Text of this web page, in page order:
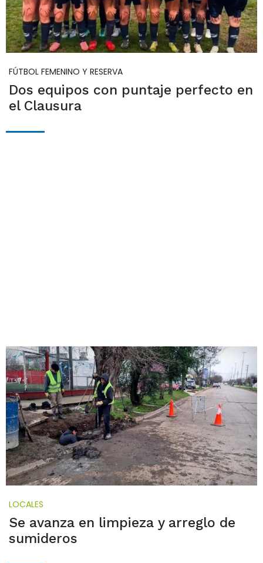
FÚTBOL FEMENINO Y RESERVA
Dos equipos con puntaje perfecto en
el Clausura
LOCALES
Se avanza en limpieza y arreglo de
sumideros